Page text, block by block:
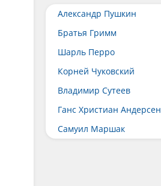
Александр Пушкин
Братья Гримм
Шарль Перро
Корней Чуковский
Владимир Сутеев
Ганс Христиан Андерсен
Самуил Маршак